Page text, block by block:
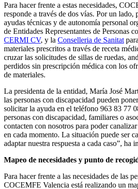
Para hacer frente a estas necesidades,
responde a través de dos vías. Por un
ayudas técnicas y de autonomía personal
de Entidades Representantes de Personas
CERMI CV, y la Conselleria de Sanitat
materiales prescritos a través de receta
cruzar las solicitudes de sillas de ruedas,
perdidos sin prescripción médica con los
de materiales.
La presidenta de la entidad, María José
las personas con discapacidad pueden
solicitar la ayuda en el teléfono 963 83 77
personas con discapacidad, familiares o
contacten con nosotros para poder
en cada momento. La situación puede ser
adaptar nuestra respuesta a cada caso”, ha
Mapeo de necesidades y punto de
Para hacer frente a las necesidades de las
COCEMFE Valencia está realizando un